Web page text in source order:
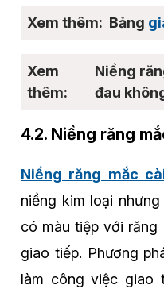
Bảng
Niềng
đau
4.2. Niềng răng
Niềng răng mắc
niềng kim loại
có màu tiệp với răng
giao tiếp. Phương
làm công việc giao